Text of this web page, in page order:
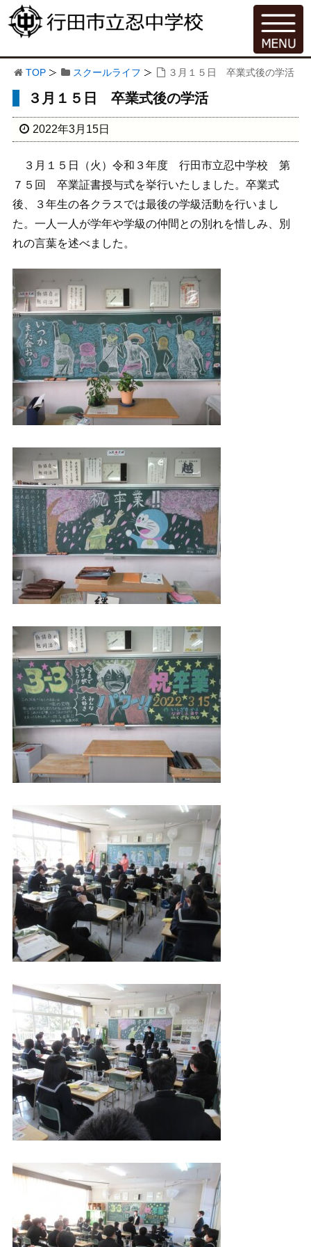
TOP スクールライフ ３月１５日 卒業式後の学活
３月１５日 卒業式後の学活
2022年3月15日
３月１５日（火）令和３年度 行田市立忍中学校 第
７５回 卒業証書授与式を挙行いたしました。卒業式
後、３年生の各クラスでは最後の学級活動を行いまし
た。一人一人が学年や学級の仲間との別れを惜しみ、別
れの言葉を述べました。